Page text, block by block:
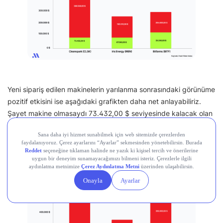
Yeni sipariş edilen makinelerin yarılanma sonrasındaki görünüme
pozitif etkisini ise aşağıdaki grafikten daha net anlayabiliriz.
Şayet makine olmasaydı 73.432,00 $ seviyesinde kalacak olan
Cleanspark kârı tahminlere göre iki katından fazla artış
sağlayabilecek ancak maliyette de bir miktar artış olacak.